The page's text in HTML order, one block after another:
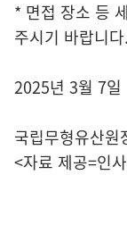
* 면접 장소 등
주시기 바랍니다.
2025년 3월 7일
국립무형유산원
<자료 제공=인